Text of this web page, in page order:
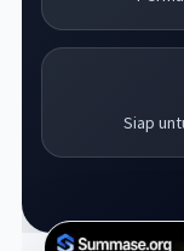
Siap